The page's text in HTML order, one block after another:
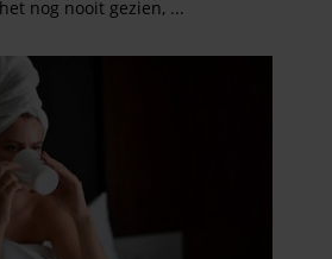
adverteren en analyse. Deze
heeft verstrekt of die ze hebben
uw gebruik van hun services. U
cookies als u onze website blijft